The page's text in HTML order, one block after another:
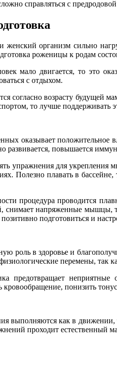
справляться с
женский организм сильно
роженицы к родам
мало двигается, то это
с отдыхом.
согласно возрасту будущей
то лучше поддерживать
оказывает положительное
развивается, повышается
упражнения для укрепления
Полезно плавать в
процедура проводится
напряженные мышцы,
подготовиться и
роль в здоровье и
перемены, так
предотвращает
кровообращение, понизить
выполняются как в движении,
проходит естественный